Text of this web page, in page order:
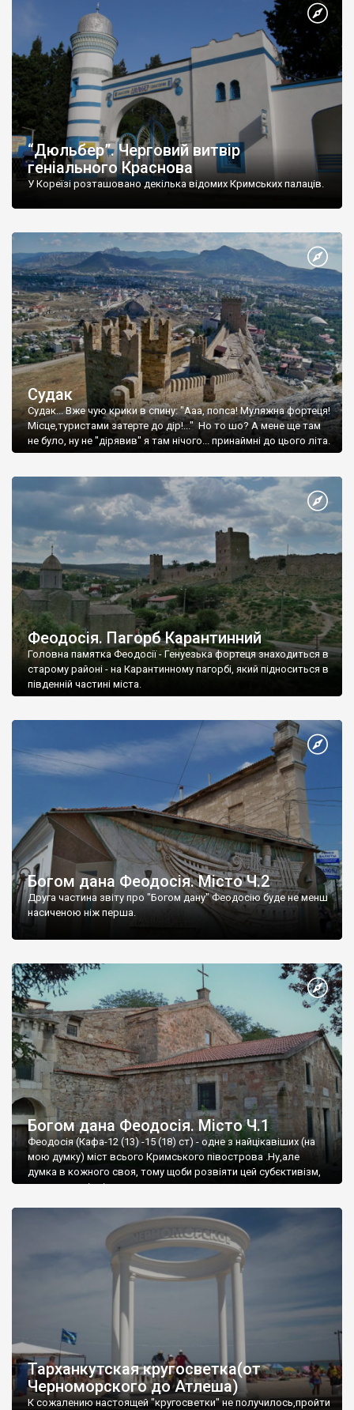
“Дюльбер”. Черговий витвір
геніального Краснова
У Кореїзі розташовано декілька відомих Кримських палаців.
Судак
Судак... Вже чую крики в спину: "Ааа, попса! Муляжна фортеця!
Місце,туристами затерте до дір!..." Но то шо? А мене ще там
не було, ну не "дірявив" я там нічого... принаймні до цього літа.
Феодосія. Пагорб Карантинний
Головна памятка Феодосії - Генуезька фортеця знаходиться в
старому районі - на Карантинному пагорбі, який підноситься в
південній частині міста.
Богом дана Феодосія. Місто Ч.2
Друга частина звіту про "Богом дану" Феодосію буде не менш
насиченою ніж перша.
Богом дана Феодосія. Місто Ч.1
Феодосія (Кафа-12 (13) -15 (18) ст) - одне з найцікавіших (на
мою думку) міст всього Кримського півострова .Ну,але
думка в кожного своя, тому щоби розвіяти цей субєктивізм,
запрошую відвідати це
Тарханкутская кругосветка(от
Черноморского до Атлеша)
К сожалению настоящей "кругосветки" не получилось,пройти